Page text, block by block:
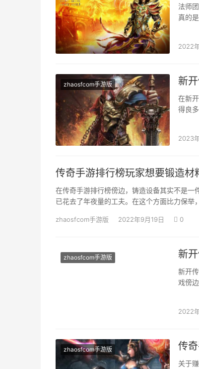
法师
真的
2022
zhaosfcom手游版 新
在新
得良
2023
传奇手游排行榜玩家想要锻造材
在传奇手游排行榜傍边，铸造设备其实不是
已花去了年夜量的工夫。在这个方面比力保举
zhaosfcom手游版 2022年9月19日 0
zhaosfcom手游版 新
新开
戏傍
2022
zhaosfcom手游版 传
关于